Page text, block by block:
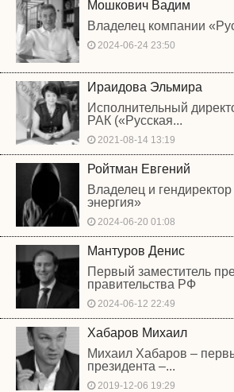
Мошкович Вадим
Владелец компании
2024-06-24 23:50
Ираидова Эльмира
Исполнительный
РАК («Русская...
2021-08-14 13:19
Ройтман Евгений
Владелец и
энергия»
2024-06-20 01:08
Мантуров Денис
Первый заместитель
правительства РФ
2024-06-12 22:49
Хабаров Михаил
Михаил Хабаров –
президента –...
2019-12-06 19:29